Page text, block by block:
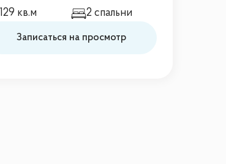
129 кв.м 2 спальни
Записаться на просмотр